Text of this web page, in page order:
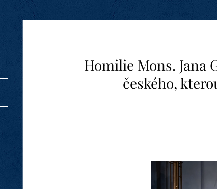
Homilie Mons. Jana
českého,